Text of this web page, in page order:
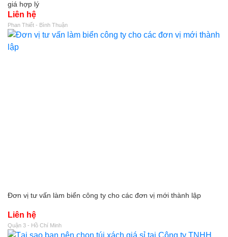
giá hợp lý
Liên hệ
Phan Thiết - Bình Thuận
Đơn vị tư vấn làm biển công ty cho các đơn vị mới thành lập
Liên hệ
Quận 3 - Hồ Chí Minh